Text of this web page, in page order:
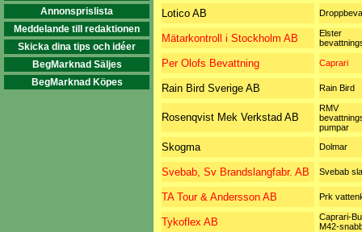
Annonsprislista
Meddelande till redaktionen
Skicka dina tips och idéer
BegMarknad Säljes
BegMarknad Köpes
Lotico AB
Mätarkontroll i Stockholm AB
Elster
Per Olofs Bevattning Caprari
Rain Bird Sverige AB Rain Bird
Rosenqvist Mek Verkstad AB
RMV
pumpar
Skogma Dolmar
Svebab, Sv Brandslangfabr. AB Svebab
TA Tour & Andersson AB Prk
Tykoflex AB
Caprari-
M42-